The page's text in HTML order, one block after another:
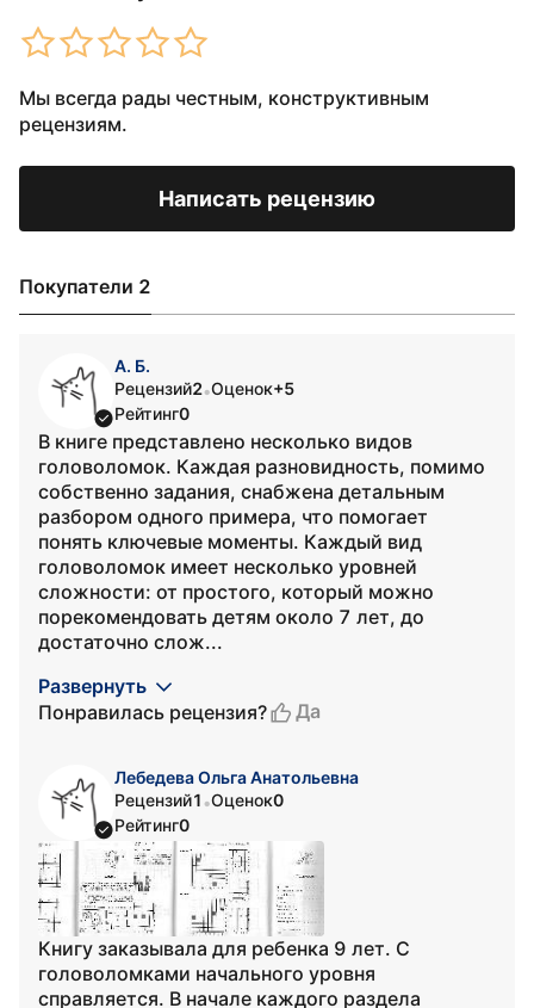
Мы всегда рады честным, конструктивным
рецензиям.
Написать рецензию
Покупатели 2
А. Б.
Рецензий2•Оценок+5
Рейтинг0
В книге представлено несколько видов
головоломок. Каждая разновидность, помимо
собственно задания, снабжена детальным
разбором одного примера, что помогает
понять ключевые моменты. Каждый вид
головоломок имеет несколько уровней
сложности: от простого, который можно
порекомендовать детям около 7 лет, до
достаточно слож...
Развернуть
Понравилась рецензия?
Да
Лебедева Ольга Анатольевна
Рецензий1 •Оценок0
Рейтинг0
Книгу заказывала для ребенка 9 лет. С
головоломками начального уровня
справляется. В начале каждого раздела